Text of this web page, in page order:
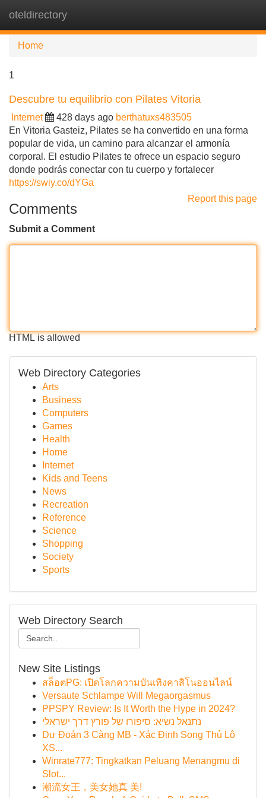
oteldirectory
Home
1
Descubre tu equilibrio con Pilates Vitoria
Internet 428 days ago berthatuxs483505
En Vitoria Gasteiz, Pilates se ha convertido en una forma
popular de vida, un camino para alcanzar el armonía
corporal. El estudio Pilates te ofrece un espacio seguro
donde podrás conectar con tu cuerpo y fortalecer
https://swiy.co/dYGa
Report this page
Comments
Submit a Comment
HTML is allowed
Web Directory Categories
Arts
Business
Computers
Games
Health
Home
Internet
Kids and Teens
News
Recreation
Reference
Science
Shopping
Society
Sports
Web Directory Search
New Site Listings
สล็อตPG: เปิดโลกความบันเทิงคาสิโนออนไลน์
Versaute Schlampe Will Megaorgasmus
PPSPY Review: Is It Worth the Hype in 2024?
נתנאל נשיא: סיפורו של פורץ דרך ישראלי
Dự Đoán 3 Càng MB - Xác Định Song Thủ Lô
XS...
Winrate777: Tingkatkan Peluang Menangmu di
Slot...
潮流女王，美女她真 美!